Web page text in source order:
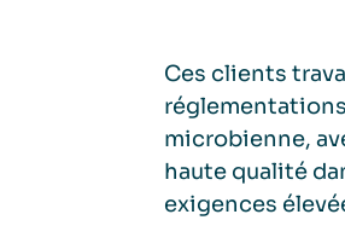
Ces clients
microbienne,
haute qualité
exigences